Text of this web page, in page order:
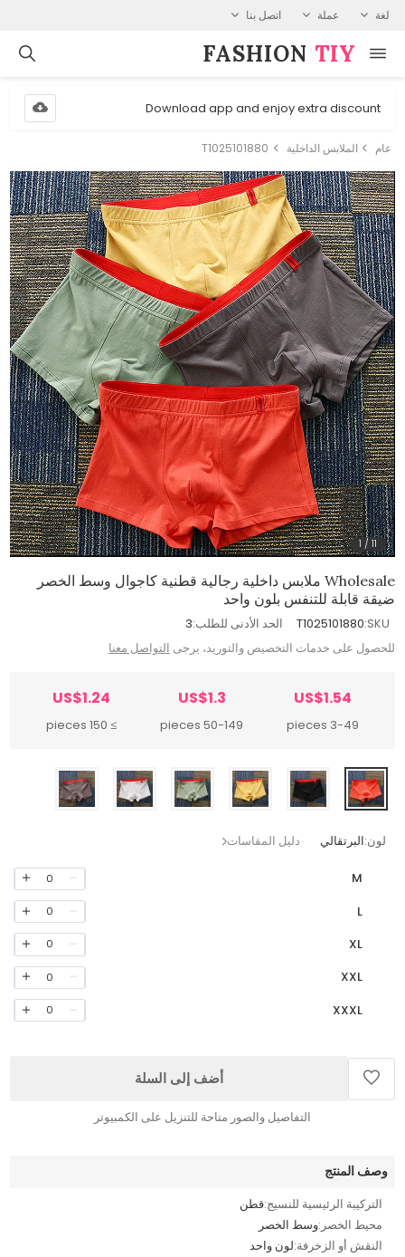
لغة عملة اتصل بنا
FASHION⁠ TIY
Download app and enjoy extra discount
عام الملابس الداخلية T1025101880
1 /11
Wholesale ملابس داخلية رجالية قطنية كاجوال وسط الخصر
ضيقة قابلة للتنفس بلون واحد
SKU:
T1025101880 الحد الأدنى للطلب:3
للحصول على خدمات التخصيص والتوريد، يرجى التواصل معنا
US$1.54
3-49 pieces
US$1.3
50-149 pieces
US$1.24
≥ 150 pieces
لون:البرتقالي دليل المقاسات
M
0
L
0
XL
0
XXL
0
XXXL
0
أضف إلى السلة
التفاصيل والصور متاحة للتنزيل على الكمبيوتر
وصف المنتج
التركيبة الرئيسية للنسيج:قطن
محيط الخصر:وسط الخصر
النقش أو الزخرفة:لون واحد